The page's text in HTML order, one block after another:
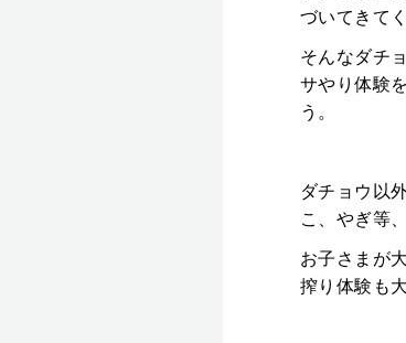
づいてきて
そんなダチ
サやり体験
う。
ダチョウ以
こ、やぎ等
お子さまが
搾り体験も